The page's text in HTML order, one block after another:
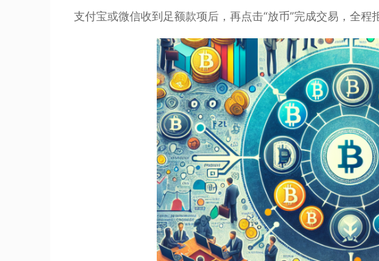
支付宝或微信收到足额款项后，再点击“放币”完成交易，全程